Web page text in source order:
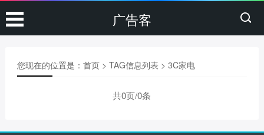
广告客
您现在的位置是： 首页> TAG信息列表 > 3C家电
共0页/0条